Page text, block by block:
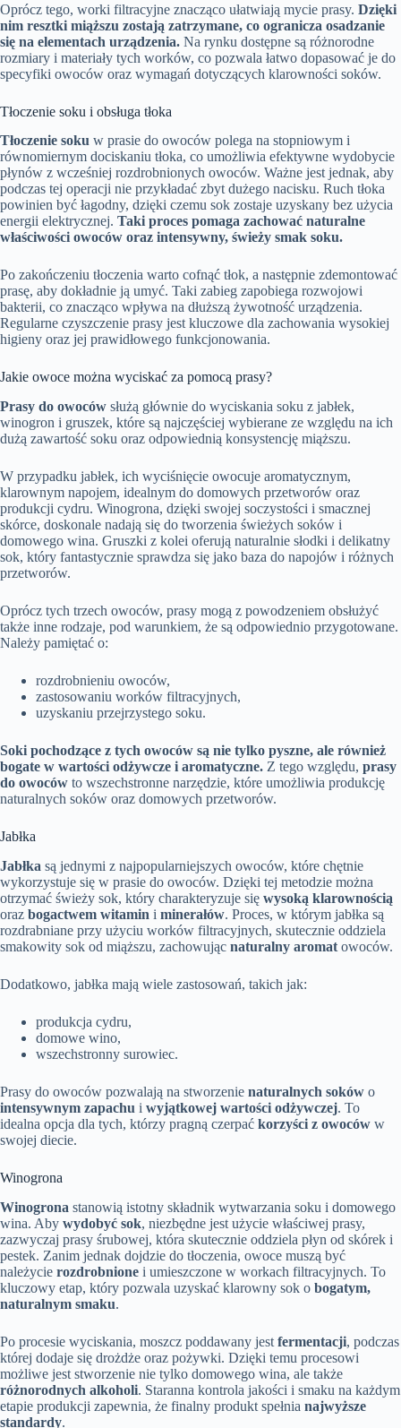
Oprócz tego, worki filtracyjne znacząco ułatwiają mycie prasy. Dzięki
nim resztki miąższu zostają zatrzymane, co ogranicza osadzanie
się na elementach urządzenia. Na rynku dostępne są różnorodne
rozmiary i materiały tych worków, co pozwala łatwo dopasować je do
specyfiki owoców oraz wymagań dotyczących klarowności soków.
Tłoczenie soku i obsługa tłoka
Tłoczenie soku w prasie do owoców polega na stopniowym i
równomiernym dociskaniu tłoka, co umożliwia efektywne wydobycie
płynów z wcześniej rozdrobnionych owoców. Ważne jest jednak, aby
podczas tej operacji nie przykładać zbyt dużego nacisku. Ruch tłoka
powinien być łagodny, dzięki czemu sok zostaje uzyskany bez użycia
energii elektrycznej. Taki proces pomaga zachować naturalne
właściwości owoców oraz intensywny, świeży smak soku.
Po zakończeniu tłoczenia warto cofnąć tłok, a następnie zdemontować
prasę, aby dokładnie ją umyć. Taki zabieg zapobiega rozwojowi
bakterii, co znacząco wpływa na dłuższą żywotność urządzenia.
Regularne czyszczenie prasy jest kluczowe dla zachowania wysokiej
higieny oraz jej prawidłowego funkcjonowania.
Jakie owoce można wyciskać za pomocą prasy?
Prasy do owoców służą głównie do wyciskania soku z jabłek,
winogron i gruszek, które są najczęściej wybierane ze względu na ich
dużą zawartość soku oraz odpowiednią konsystencję miąższu.
W przypadku jabłek, ich wyciśnięcie owocuje aromatycznym,
klarownym napojem, idealnym do domowych przetworów oraz
produkcji cydru. Winogrona, dzięki swojej soczystości i smacznej
skórce, doskonale nadają się do tworzenia świeżych soków i
domowego wina. Gruszki z kolei oferują naturalnie słodki i delikatny
sok, który fantastycznie sprawdza się jako baza do napojów i różnych
przetworów.
Oprócz tych trzech owoców, prasy mogą z powodzeniem obsłużyć
także inne rodzaje, pod warunkiem, że są odpowiednio przygotowane.
Należy pamiętać o:
rozdrobnieniu owoców,
zastosowaniu worków filtracyjnych,
uzyskaniu przejrzystego soku.
Soki pochodzące z tych owoców są nie tylko pyszne, ale również
bogate w wartości odżywcze i aromatyczne. Z tego względu, prasy
do owoców to wszechstronne narzędzie, które umożliwia produkcję
naturalnych soków oraz domowych przetworów.
Jabłka
Jabłka są jednymi z najpopularniejszych owoców, które chętnie
wykorzystuje się w prasie do owoców. Dzięki tej metodzie można
otrzymać świeży sok, który charakteryzuje się wysoką klarownością
oraz bogactwem witamin i minerałów. Proces, w którym jabłka są
rozdrabniane przy użyciu worków filtracyjnych, skutecznie oddziela
smakowity sok od miąższu, zachowując naturalny aromat owoców.
Dodatkowo, jabłka mają wiele zastosowań, takich jak:
produkcja cydru,
domowe wino,
wszechstronny surowiec.
Prasy do owoców pozwalają na stworzenie naturalnych soków o
intensywnym zapachu i wyjątkowej wartości odżywczej. To
idealna opcja dla tych, którzy pragną czerpać korzyści z owoców w
swojej diecie.
Winogrona
Winogrona stanowią istotny składnik wytwarzania soku i domowego
wina. Aby wydobyć sok, niezbędne jest użycie właściwej prasy,
zazwyczaj prasy śrubowej, która skutecznie oddziela płyn od skórek i
pestek. Zanim jednak dojdzie do tłoczenia, owoce muszą być
należycie rozdrobnione i umieszczone w workach filtracyjnych. To
kluczowy etap, który pozwala uzyskać klarowny sok o bogatym,
naturalnym smaku.
Po procesie wyciskania, moszcz poddawany jest fermentacji, podczas
której dodaje się drożdże oraz pożywki. Dzięki temu procesowi
możliwe jest stworzenie nie tylko domowego wina, ale także
różnorodnych alkoholi. Staranna kontrola jakości i smaku na każdym
etapie produkcji zapewnia, że finalny produkt spełnia najwyższe
standardy.